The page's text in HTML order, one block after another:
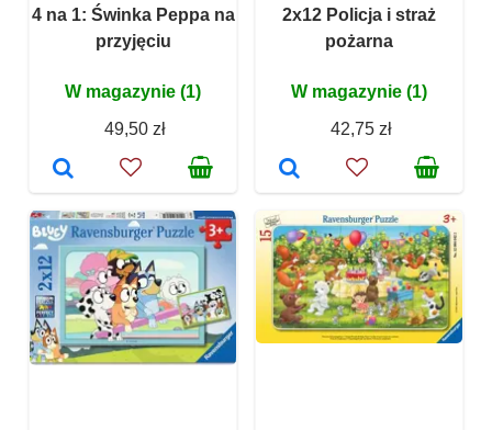
4 na 1: Świnka Peppa na
przyjęciu
W magazynie (1)
49,50 zł
2x12 Policja i straż
pożarna
W magazynie (1)
42,75 zł